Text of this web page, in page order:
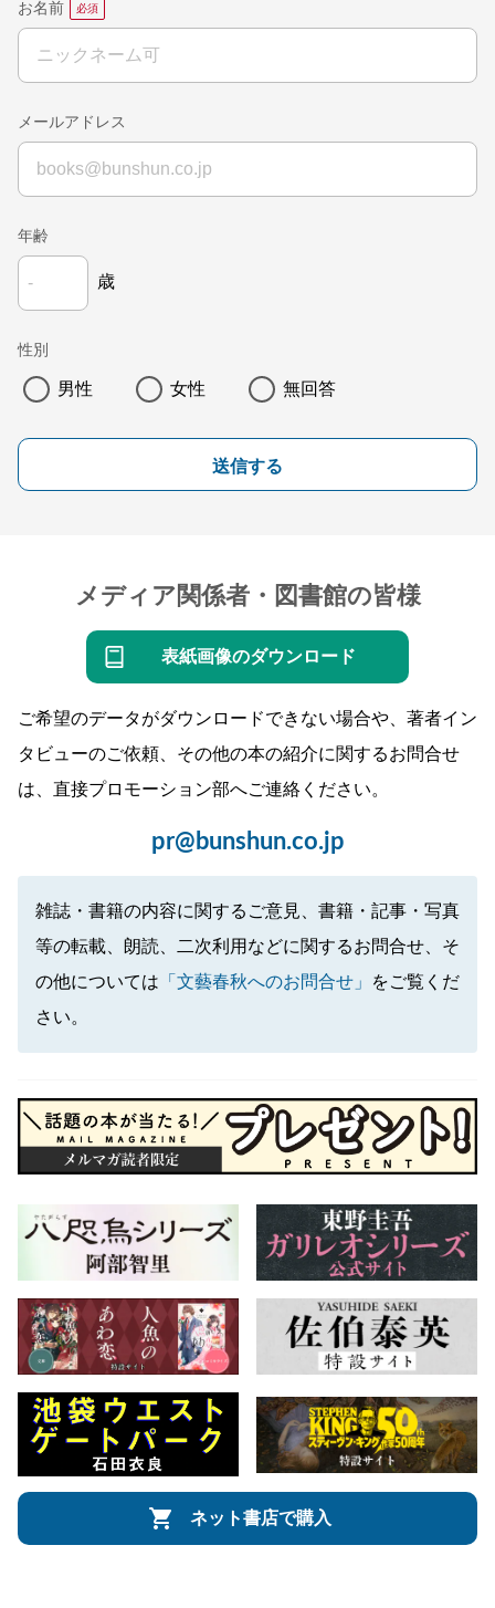
お名前
メールアドレス
年齢
歳
性別
男性 女性 無回答
送信する
メディア関係者・図書館の皆様
表紙画像のダウンロード
ご希望のデータがダウンロードできない場合や、著者イン
タビューのご依頼、その他の本の紹介に関するお問合せ
は、直接プロモーション部へご連絡ください。
pr@bunshun.co.jp
雑誌・書籍の内容に関するご意見、書籍・記事・写真
等の転載、朗読、二次利用などに関するお問合せ、そ
の他については 「文藝春秋へのお問合せ」
をご覧くだ
さい。
ネット書店で購入